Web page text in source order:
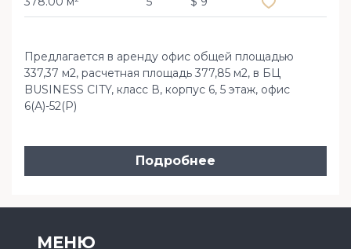
Предлагается в аренду офис общей площадью
337,37 м2, расчетная площадь 377,85 м2, в БЦ
BUSINESS CITY, класс В, корпус 6, 5 этаж, офис
6(А)-52(Р)
Подробнее
МЕНЮ